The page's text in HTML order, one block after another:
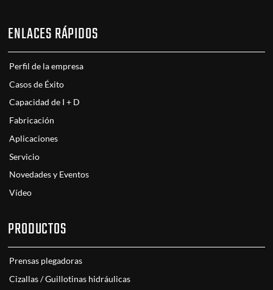
ENLACES RÁPIDOS
Perfil de la empresa
Casos de Éxito
Capacidad de I + D
Fabricación
Aplicaciones
Servicio
Novedades y Eventos
Vídeo
PRODUCTOS
Prensas plegadoras
Cizallas / Guillotinas hidráulicas